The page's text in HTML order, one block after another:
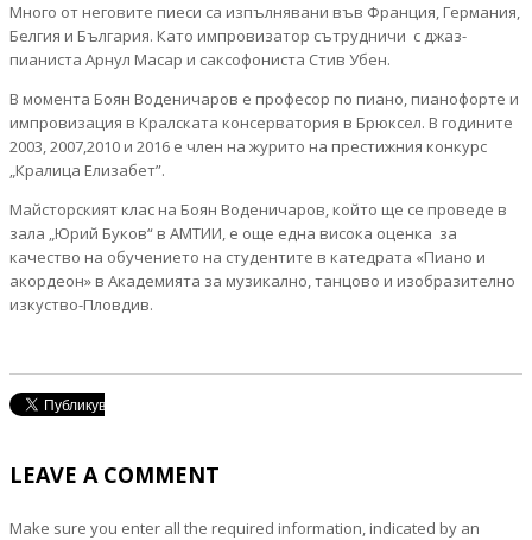
Много от неговите пиеси са изпълнявани във Франция, Германия,
Белгия и България. Като импровизатор сътрудничи с джаз-
пианиста Арнул Масар и саксофониста Стив Убен.
В момента Боян Воденичаров е професор по пиано, пианофорте и
импровизация в Кралската консерватория в Брюксел. В годините
2003, 2007,2010 и 2016 е член на журито на престижния конкурс
„Кралица Елизабет”.
Майсторският клас на Боян Воденичаров, който ще се проведе в
зала „Юрий Буков“ в АМТИИ, е още една висока оценка за
качество на обучението на студентите в катедрата «Пиано и
акордеон» в Академията за музикално, танцово и изобразително
изкуство-Пловдив.
LEAVE A COMMENT
Make sure you enter all the required information, indicated by an